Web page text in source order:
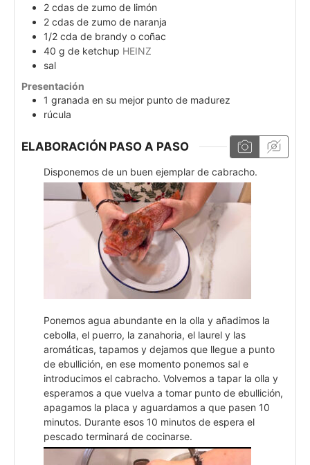
2 cdas de zumo de limón
2 cdas de zumo de naranja
1/2 cda de brandy o coñac
40 g de ketchup HEINZ
sal
Presentación
1 granada en su mejor punto de madurez
rúcula
ELABORACIÓN PASO A PASO
Disponemos de un buen ejemplar de cabracho.
Ponemos agua abundante en la olla y añadimos la
cebolla, el puerro, la zanahoria, el laurel y las
aromáticas, tapamos y dejamos que llegue a punto
de ebullición, en ese momento ponemos sal e
introducimos el cabracho. Volvemos a tapar la olla y
esperamos a que vuelva a tomar punto de ebullición,
apagamos la placa y aguardamos a que pasen 10
minutos. Durante esos 10 minutos de espera el
pescado terminará de cocinarse.